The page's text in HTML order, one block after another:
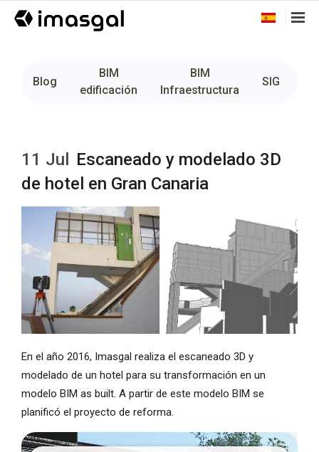
Blog
BIM
edificación
BIM
Infraestructura
SIG
11 Jul
Escaneado y modelado 3D
de hotel en Gran Canaria
En el año 2016, Imasgal realiza el escaneado 3D y
modelado de un hotel para su transformación en un
modelo BIM as built. A partir de este modelo BIM se
planificó el proyecto de reforma.